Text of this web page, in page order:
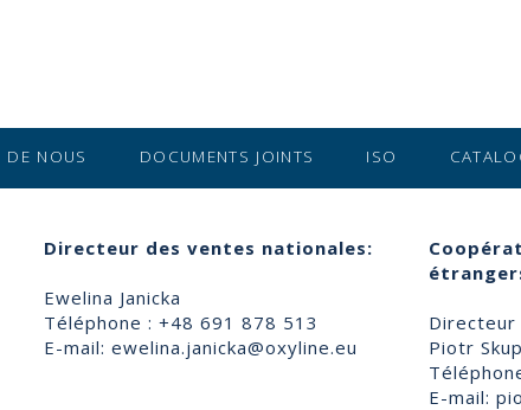
DE NOUS DOCUMENTS JOINTS ISO
Directeur des ventes nationales:
Ewelina Janicka
Téléphone : +48 691 878 513
E-mail: ewelina.janicka@oxyline.eu
Piotr
E-mail: